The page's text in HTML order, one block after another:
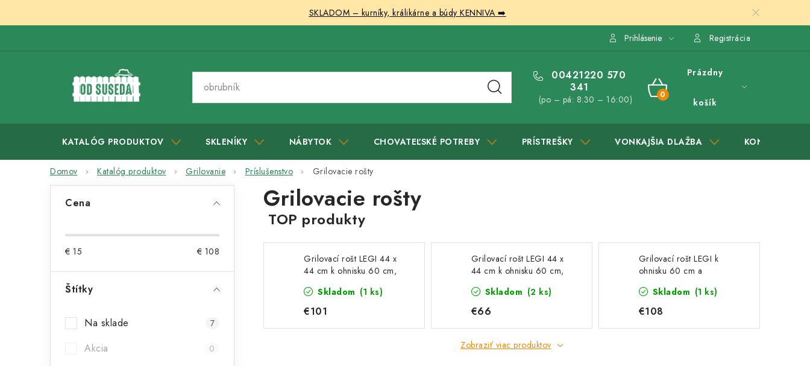
SKLADOM – kurníky, králikárne a búdy KENNIVA ➡️
Prihlásenie Registrácia
00421220 570
341
(po – pá: 8:30 – 16:00)
NÁKUPNÝ
Prázdny
košík
KATALÓG PRODUKTOV SKLENÍKY NÁBYTOK CHOVATEĽSKÉ POTREBY PRÍSTREŠKY VONKAJŠIA DLAŽBA KONTAKTY
Domov Katalóg produktov Grilovanie Príslušenstvo Grilovacie rošty
n
Cena
€ 15 € 108
Štítky
Na sklade 7
Akcia 0
Grilovacie rošty
Grilovací rošt LEGI 44 x
44 cm k ohnisku 60 cm,
Skladom (1 ks)
€101
Grilovací rošt LEGI 44 x
44 cm k ohnisku 60 cm,
Skladom (2 ks)
€66
Grilovací rošt LEGI k
ohnisku 60 cm a
Skladom (1 ks)
€108
Zobraziť viac produktov